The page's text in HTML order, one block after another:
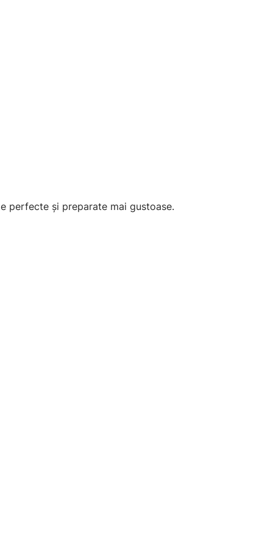
perfecte și preparate mai gustoase.